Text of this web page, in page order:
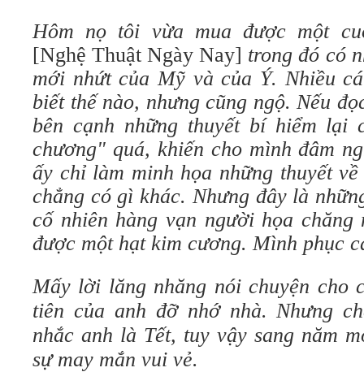
Hôm nọ tôi vừa mua được một
[Nghệ Thuật Ngày Nay] trong đó có
mới nhứt của Mỹ và của Ý. Nhiều
biết thế nào, nhưng cũng ngộ. Nếu
bên cạnh những thuyết bí hiểm lại
chương" quá, khiến cho mình đâm
ấy chỉ làm minh họa những thuyết
chẳng có gì khác. Nhưng đây là
cố nhiên hàng vạn người họa
được một hạt kim cương. Mình phục
Mấy lời lăng nhăng nói chuyện cho
tiên của anh đỡ nhớ nhà. Nhưng
nhắc anh là Tết, tuy vậy sang năm
sự may mắn vui vẻ.